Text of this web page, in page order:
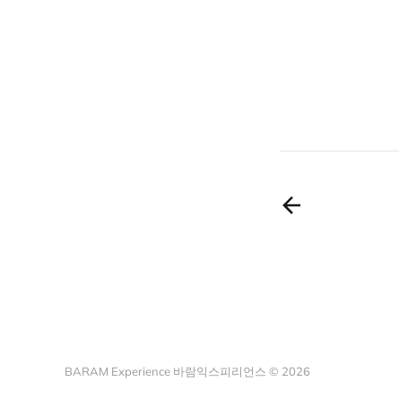
BARAM Experience 바람익스피리언스 © 2026